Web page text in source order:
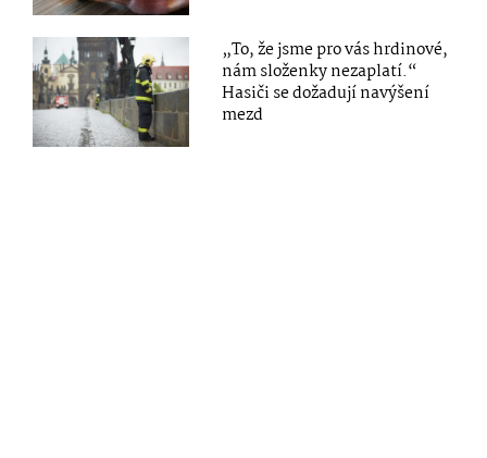
„To, že jsme pro vás hrdinové,
nám složenky nezaplatí.“
Hasiči se dožadují navýšení
mezd